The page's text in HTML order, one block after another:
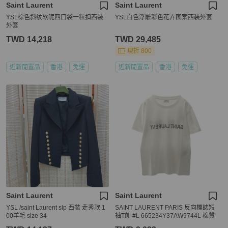
Saint Laurent
YSL棕色斜纹软呢四口袋一粒扣西装
外套
TWD 14,218
近新閒置品 香港 免運
Saint Laurent
YSL白色浮雕彩色花卉图案西装外套
TWD 29,485
現折 800
近新閒置品 香港 免運
Saint Laurent
YSL /saint Laurent slp 西裝 走秀款 1
00羊毛 size 34
Saint Laurent
SAINT LAURENT PARIS 反向標誌短
袖T卹 #L 665234Y37AW9744L 棉質